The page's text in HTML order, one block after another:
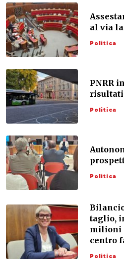
al via
Politica
PNRR
risultati
Politica
Politica
taglio,
milioni
centro
Politica